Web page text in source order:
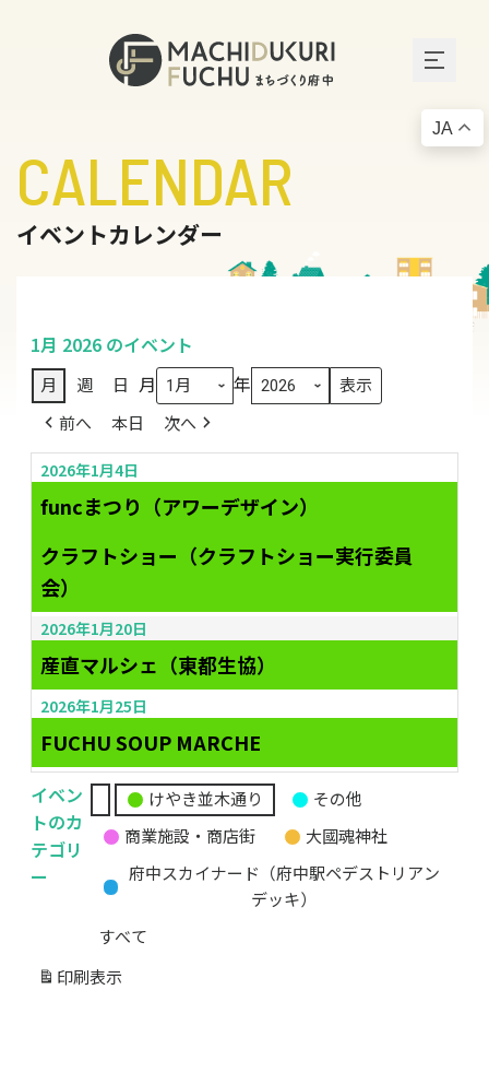
CALENDAR
イベントカレンダー
1月 2026 のイベント
月 週 日 月 年
前へ 本日 次へ
2026年1月4日
funcまつり（アワーデザイン）
クラフトショー（クラフトショー実行委員
会）
2026年1月20日
産直マルシェ（東都生協）
2026年1月25日
FUCHU SOUP MARCHE
イベン
トのカ
テゴリ
ー
無
題
カ
ゴ
リ
けやき並木通り
その他
商業施設・商店街
大國魂神社
府中スカイナード（府中駅ペデストリアン
デッキ）
すべて
印刷 表示
JA